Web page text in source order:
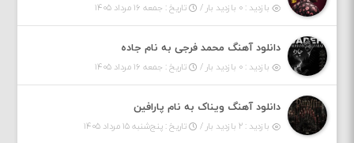
بازدید : ۰ بازدید بار / تاریخ : جمعه ۱۶ مرداد ۱۴۰۵
دانلود آهنگ محمد فرجی به نام جاده
بازدید : ۰ بازدید بار / تاریخ : جمعه ۱۶ مرداد ۱۴۰۵
دانلود آهنگ ویناک به نام پارافین
بازدید : ۲ بازدید بار / تاریخ : پنج‌شنبه ۱۵ مرداد ۱۴۰۵